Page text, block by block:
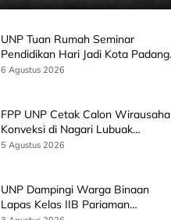
UNP Tuan Rumah Seminar
Pendidikan Hari Jadi Kota Padang
Bersama Wamen Diktisainstek dan
6 Agustus 2026
FPP UNP Cetak Calon Wirausaha
Konveksi di Nagari Lubuak
Batingkok Limapuluh Kota
5 Agustus 2026
UNP Dampingi Warga Binaan
Lapas Kelas IIB Pariaman